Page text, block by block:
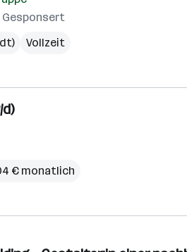
Gesponsert
Vollzeit
€ monatlich